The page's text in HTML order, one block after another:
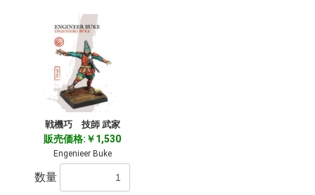
戦機巧 技師 武家
販売価格:￥1,530
Engenieer Buke
数量